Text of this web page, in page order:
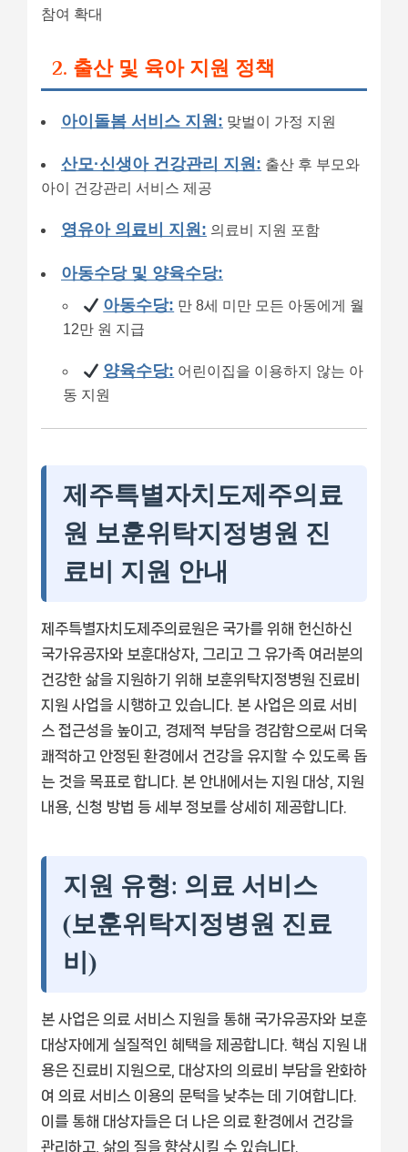
참여 확대
2. 출산 및 육아 지원 정책
아이돌봄 서비스 지원: 맞벌이 가정 지원
산모·신생아 건강관리 지원: 출산 후 부모와
아이 건강관리 서비스 제공
영유아 의료비 지원: 의료비 지원 포함
아동수당 및 양육수당:
아동수당: 만 8세 미만 모든 아동에게 월
12만 원 지급
양육수당: 어린이집을 이용하지 않는 아
동 지원
제주특별자치도제주의료
원 보훈위탁지정병원 진
료비 지원 안내
제주특별자치도제주의료원은 국가를 위해 헌신하신
국가유공자와 보훈대상자, 그리고 그 유가족 여러분의
건강한 삶을 지원하기 위해 보훈위탁지정병원 진료비
지원 사업을 시행하고 있습니다. 본 사업은 의료 서비
스 접근성을 높이고, 경제적 부담을 경감함으로써 더욱
쾌적하고 안정된 환경에서 건강을 유지할 수 있도록 돕
는 것을 목표로 합니다. 본 안내에서는 지원 대상, 지원
내용, 신청 방법 등 세부 정보를 상세히 제공합니다.
지원 유형: 의료 서비스
(보훈위탁지정병원 진료
비)
본 사업은 의료 서비스 지원을 통해 국가유공자와 보훈
대상자에게 실질적인 혜택을 제공합니다. 핵심 지원 내
용은 진료비 지원으로, 대상자의 의료비 부담을 완화하
여 의료 서비스 이용의 문턱을 낮추는 데 기여합니다.
이를 통해 대상자들은 더 나은 의료 환경에서 건강을
관리하고, 삶의 질을 향상시킬 수 있습니다.